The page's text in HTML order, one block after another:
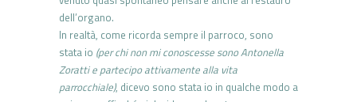
dell’organo.
In realtà, come ricorda sempre il parroco, sono
stata io (per chi non mi conoscesse sono Antonella
Zoratti e partecipo attivamente alla vita
parrocchiale), dicevo sono stata io in qualche modo a